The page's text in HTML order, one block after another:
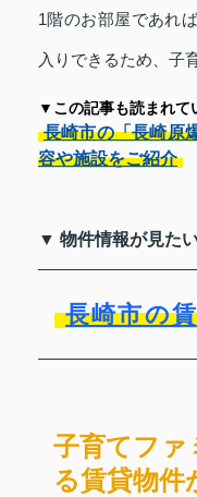
1階のお部屋であれ
入りできるため、子
▼この記事も読まれて
長崎市の「長崎原
容や施設をご紹介
▼ 物件情報が見た
長崎市の
子育てファ
る賃貸物件